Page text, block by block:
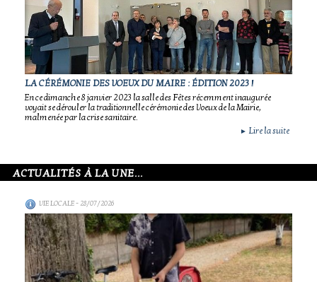
LA CÉRÉMONIE DES VOEUX DU MAIRE : ÉDITION 2023 !
En ce dimanche 8 janvier 2023 la salle des Fêtes récemment inaugurée
voyait se dérouler la traditionnelle cérémonie des Voeux de la Mairie,
malmenée par la crise sanitaire.
► Lire la suite
ACTUALITÉS À LA UNE...
VIE LOCALE- 28/07/2026